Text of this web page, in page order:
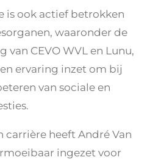
is ook actief betrokken
waaronder de
van CEVO WVL en Lunu,
ervaring inzet om bij
van sociale en
carrière heeft André Van
ingezet voor